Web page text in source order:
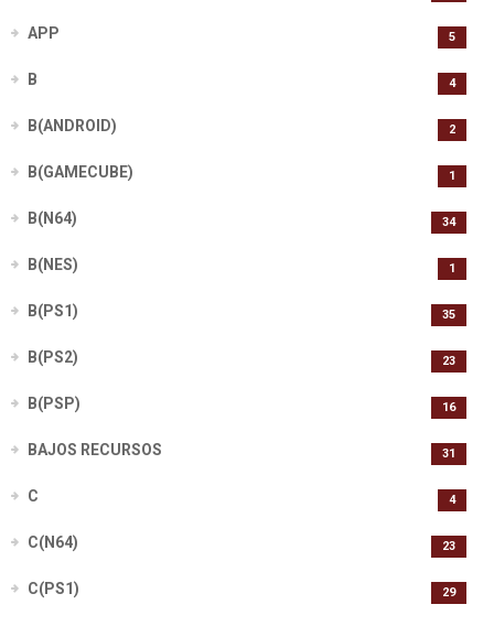
APP 5
B 4
B(ANDROID) 2
B(GAMECUBE) 1
B(N64) 34
B(NES) 1
B(PS1) 35
B(PS2) 23
B(PSP) 16
BAJOS RECURSOS 31
C 4
C(N64) 23
C(PS1) 29